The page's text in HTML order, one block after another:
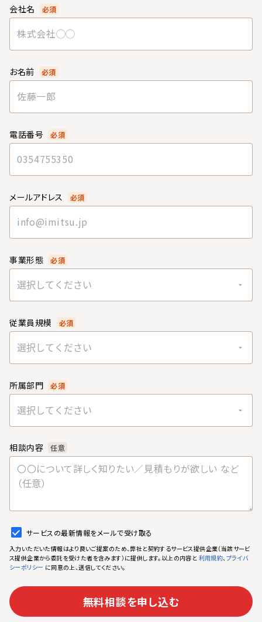
会社名 必須
お名前 必須
電話番号 必須
メールアドレス 必須
事業形態 必須
選択してください
従業員規模 必須
選択してください
所属部門 必須
選択してください
相談内容 任意
サービスの最新情報をメールで受け取る
入力いただいた情報はより良いご提案のため、弊社と契約するサービス提供企業（当該サービ
ス提供企業から委託を受けた者を含みます）に提供します。以上の内容と 利用規約、プライバ
シーポリシー に同意の上、送信してください。
無料相談を申し込む